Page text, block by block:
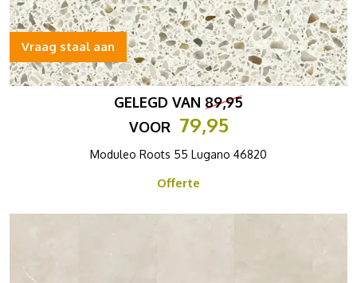
GELEGD VAN 89,95
VOOR 79,95
Moduleo Roots 55 Lugano 46820
Offerte
Vraag staal aan